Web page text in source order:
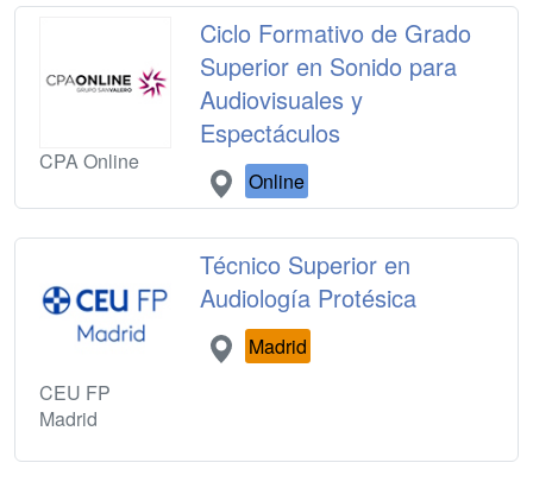
CPA Online
Ciclo Formativo de Grado
Superior en Sonido para
Audiovisuales y
Espectáculos
Online
CEU FP
Madrid
Técnico Superior en
Audiología Protésica
Madrid